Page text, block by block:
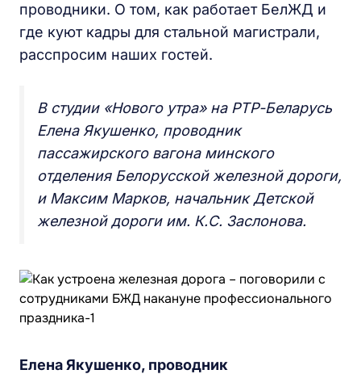
проводники. О том, как работает БелЖД и
где куют кадры для стальной магистрали,
расспросим наших гостей.
В студии «Нового утра» на РТР-Беларусь
Елена Якушенко, проводник
пассажирского вагона минского
отделения Белорусской железной дороги,
и Максим Марков, начальник Детской
железной дороги им. К.С. Заслонова.
Елена Якушенко, проводник